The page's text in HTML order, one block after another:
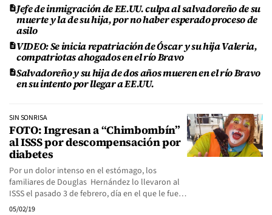
Jefe de inmigración de EE.UU. culpa al salvadoreño de su
muerte y la de su hija, por no haber esperado proceso de
asilo
VIDEO: Se inicia repatriación de Óscar y su hija Valeria,
compatriotas ahogados en el río Bravo
Salvadoreño y su hija de dos años mueren en el río Bravo
en su intento por llegar a EE.UU.
SIN SONRISA
FOTO: Ingresan a “Chimbombín”
al ISSS por descompensación por
diabetes
Por un dolor intenso en el estómago, los
familiares de Douglas Hernández lo llevaron al
ISSS el pasado 3 de febrero, día en el que le fue…
05/02/19